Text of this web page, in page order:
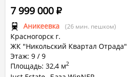
Аникеевка (26 мин. пешком)
Красногорск г.
ЖК "Никольский Квартал Отрада"
Этаж: 9 / 9
Площадь: 32,4 м2
7 999 000Р